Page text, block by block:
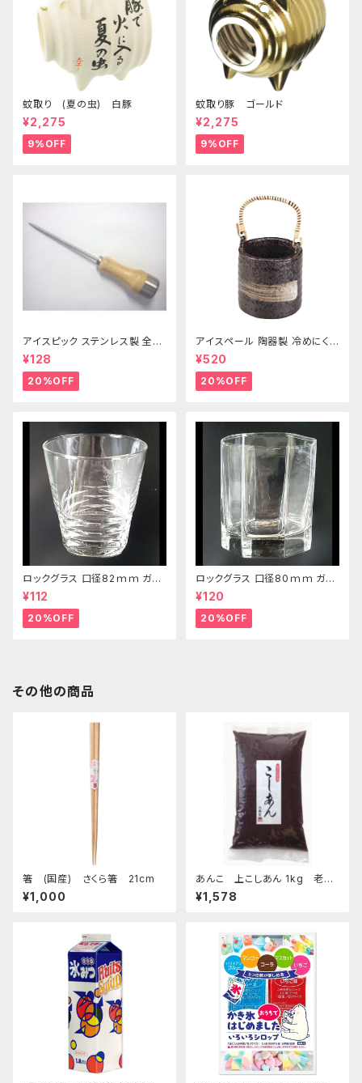
蚊取り (夏の虫) 白豚
¥2,275
9%OFF
蚊取り豚 ゴールド
¥2,275
9%OFF
アイスピック ステンレス製 全長
215ｍｍ
¥128
20%OFF
アイスペール 陶器製 冷めにくい
二重構造 860ml
¥520
20%OFF
ロックグラス 口径82ｍｍ ガラ
ス製 250cc
¥112
20%OFF
ロックグラス 口径80ｍｍ ガラ
ス製 220cc
¥120
20%OFF
その他の商品
箸 (国産) さくら箸 21cm
¥1,000
あんこ 上こしあん 1kg 老舗
あんこ屋のこだわり餡
¥1,578